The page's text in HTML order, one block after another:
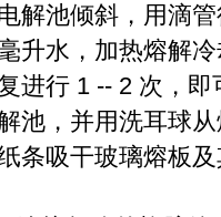
解池倾斜，用滴
升水，加热熔解
进行 1 -- 2 次，
池，并用洗耳球
条吸干玻璃熔板